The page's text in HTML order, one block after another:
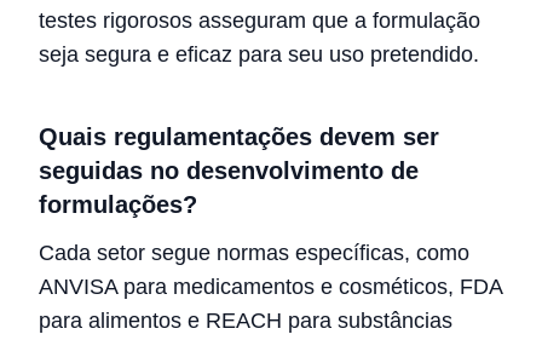
testes rigorosos asseguram que a formulação
seja segura e eficaz para seu uso pretendido.
Quais regulamentações devem ser
seguidas no desenvolvimento de
formulações?
Cada setor segue normas específicas, como
ANVISA para medicamentos e cosméticos, FDA
para alimentos e REACH para substâncias